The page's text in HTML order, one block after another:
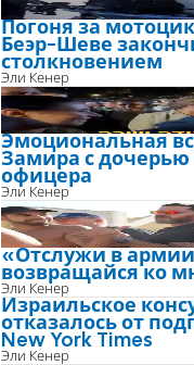
Погоня за
Беэр-Шеве
столкновением
Эли Кенер
Эмоциональная
Замира с
офицера
Эли Кенер
«Отслужи в
возвращайся ко
Эли Кенер
Израильское
отказалось от
New York Times
Эли Кенер